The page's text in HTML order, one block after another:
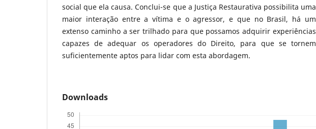
social que ela causa. Conclui-se que a Justiça Restaurativa possibilita uma
maior interação entre a vítima e o agressor, e que no Brasil, há um
extenso caminho a ser trilhado para que possamos adquirir experiências
capazes de adequar os operadores do Direito, para que se tornem
suficientemente aptos para lidar com esta abordagem.
Downloads